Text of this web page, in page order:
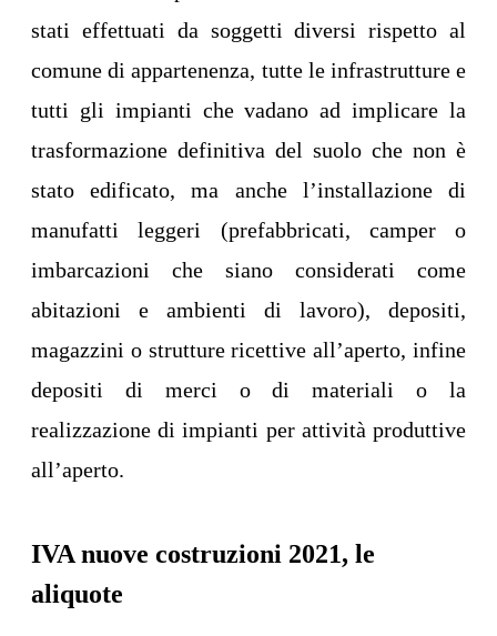
stati effettuati da soggetti diversi rispetto al
comune di appartenenza, tutte le infrastrutture e
tutti gli impianti che vadano ad implicare la
trasformazione definitiva del suolo che non è
stato edificato, ma anche l’installazione di
manufatti leggeri (prefabbricati, camper o
imbarcazioni che siano considerati come
abitazioni e ambienti di lavoro), depositi,
magazzini o strutture ricettive all’aperto, infine
depositi di merci o di materiali o la
realizzazione di impianti per attività produttive
all’aperto.
IVA nuove costruzioni 2021, le
aliquote